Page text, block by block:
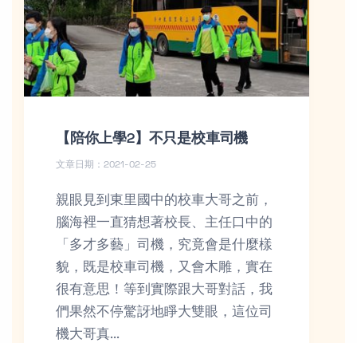
【陪你上學2】不只是校車司機
文章日期：2021-02-25
親眼見到東里國中的校車大哥之前，
腦海裡一直猜想著校長、主任口中的
「多才多藝」司機，究竟會是什麼樣
貌，既是校車司機，又會木雕，實在
很有意思！等到實際跟大哥對話，我
們果然不停驚訝地睜大雙眼，這位司
機大哥真...